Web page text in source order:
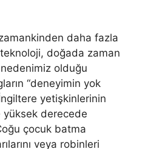
daha fazla
teknoloji, doğada zaman
olduğu
“deneyimin yok
yetişkinlerinin
yüksek derecede
çocuk batma
veya robinleri